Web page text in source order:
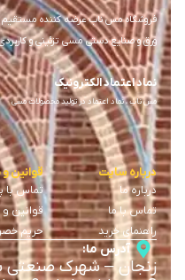
فروشگاه مس ناب عرضه کننده مستقیم
ورق و صنایع دستی مسی تزئینی و
نماد اعتماد الکترونیک
مس ناب ، نماد اعتماد در تولید محصولات مسی
درباره سایت
درباره ما
تماس با ما
راهنمای خرید
قوانین
تماس با
قوانین و
حریم
آدرس ما:
زنجان–شهرک صنعتی